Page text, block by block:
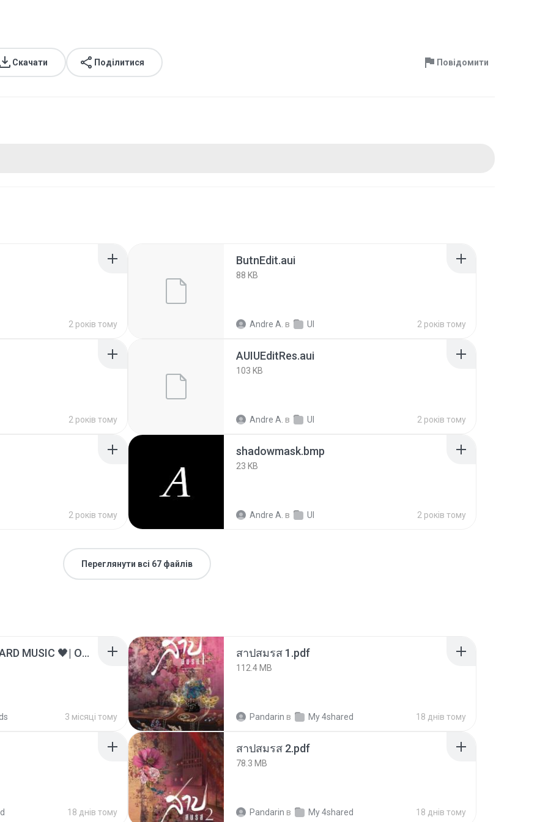
Скачати Поділитися Повідомити
2 років тому
ButnEdit.aui
88 KB
Andre A. в UI 2 років тому
2 років тому
AUIUEditRes.aui
103 KB
Andre A. в UI 2 років тому
2 років тому
shadowmask.bmp
23 KB
Andre A. в UI 2 років тому
Переглянути всі 67 файлів
ไม่มีใครรู้ตัวเรา– UNHEARD MUSIC 🖤| Official Lyric Video | เพลงสู้ชีวิต
3 місяці тому
สาปสมรส 1.pdf
112.4 MB
Pandarin в My 4shared 18 днів тому
18 днів тому
สาปสมรส 2.pdf
78.3 MB
Pandarin в My 4shared 18 днів тому